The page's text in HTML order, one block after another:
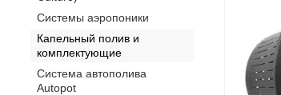
Системы аэропоники
Капельный полив и
комплектующие
Система автополива
Autopot